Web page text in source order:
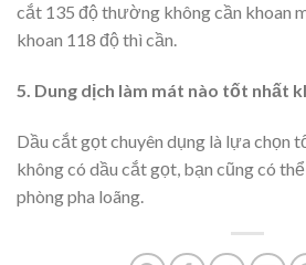
cắt 135 độ thường không cần khoan
khoan 118 độ thì cần.
5. Dung dịch làm mát nào tốt nhất
Dầu cắt gọt chuyên dụng là lựa chọn
không có dầu cắt gọt, bạn cũng có
phòng pha loãng.